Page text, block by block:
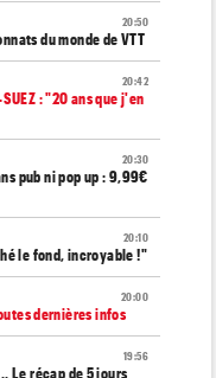
20:50
du monde de VTT
20:42
: "20 ans que j'en
20:30
pub ni pop up : 9,99€
20:10
le fond, incroyable !"
20:00
dernières infos
19:56
Le récap de 5 jours